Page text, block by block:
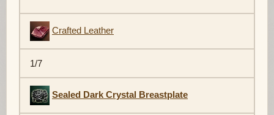
Crafted Leather
1/7
Sealed Dark Crystal Breastplate